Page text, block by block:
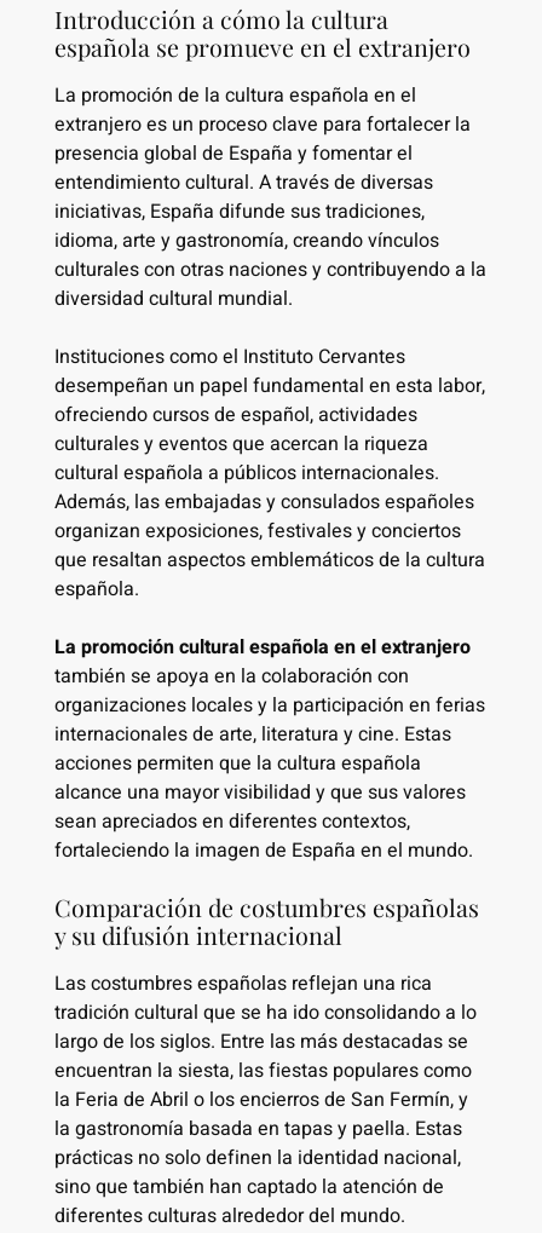
Introducción a cómo la cultura
española se promueve en el extranjero
La promoción de la cultura española en el
extranjero es un proceso clave para fortalecer la
presencia global de España y fomentar el
entendimiento cultural. A través de diversas
iniciativas, España difunde sus tradiciones,
idioma, arte y gastronomía, creando vínculos
culturales con otras naciones y contribuyendo a la
diversidad cultural mundial.
Instituciones como el Instituto Cervantes
desempeñan un papel fundamental en esta labor,
ofreciendo cursos de español, actividades
culturales y eventos que acercan la riqueza
cultural española a públicos internacionales.
Además, las embajadas y consulados españoles
organizan exposiciones, festivales y conciertos
que resaltan aspectos emblemáticos de la cultura
española.
La promoción cultural española en el extranjero
también se apoya en la colaboración con
organizaciones locales y la participación en ferias
internacionales de arte, literatura y cine. Estas
acciones permiten que la cultura española
alcance una mayor visibilidad y que sus valores
sean apreciados en diferentes contextos,
fortaleciendo la imagen de España en el mundo.
Comparación de costumbres españolas
y su difusión internacional
Las costumbres españolas reflejan una rica
tradición cultural que se ha ido consolidando a lo
largo de los siglos. Entre las más destacadas se
encuentran la siesta, las fiestas populares como
la Feria de Abril o los encierros de San Fermín, y
la gastronomía basada en tapas y paella. Estas
prácticas no solo definen la identidad nacional,
sino que también han captado la atención de
diferentes culturas alrededor del mundo.